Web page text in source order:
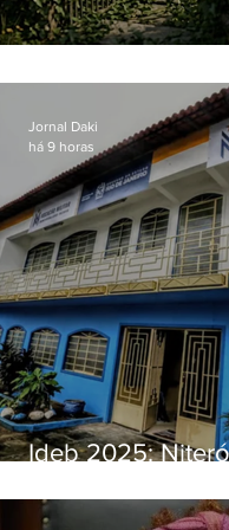
Ideb 2025:
distintos no
Jornal Daki
há 9 horas